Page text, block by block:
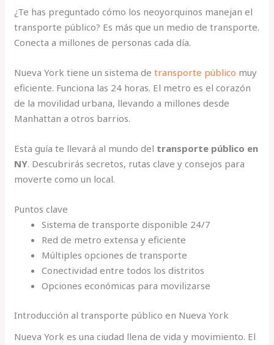
¿Te has preguntado cómo los neoyorquinos manejan el
transporte público? Es más que un medio de transporte.
Conecta a millones de personas cada día.
Nueva York tiene un sistema detransporte público muy
eficiente. Funciona las 24 horas. El metro es el corazón
de la movilidad urbana, llevando a millones desde
Manhattan a otros barrios.
Esta guía te llevará al mundo del transporte público en
NY. Descubrirás secretos, rutas clave y consejos para
moverte como un local.
Puntos clave
Sistema de transporte disponible 24/7
Red de metro extensa y eficiente
Múltiples opciones de transporte
Conectividad entre todos los distritos
Opciones económicas para movilizarse
Introducción al transporte público en Nueva York
Nueva York es una ciudad llena de vida y movimiento. El